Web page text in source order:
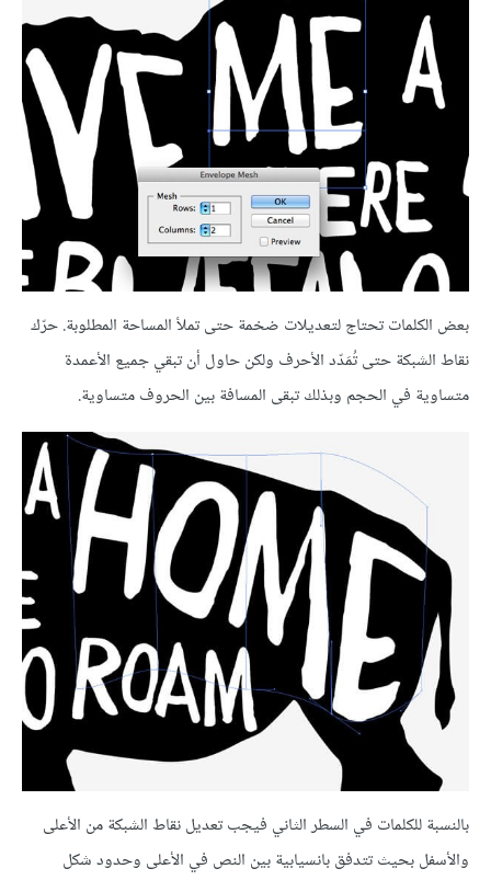
بعض الكلمات تحتاج لتعديلات ضخمة حتى تملأ المساحة المطلوبة. حرّك
نقاط الشبكة حتى تُمَدّد الأحرف ولكن حاول أن تبقي جميع الأعمدة
متساوية في الحجم وبذلك تبقى المسافة بين الحروف متساوية.
بالنسبة للكلمات في السطر الثاني فيجب تعديل نقاط الشبكة من الأعلى
والأسفل بحيث تتدفق بانسيابية بين النص في الأعلى وحدود شكل